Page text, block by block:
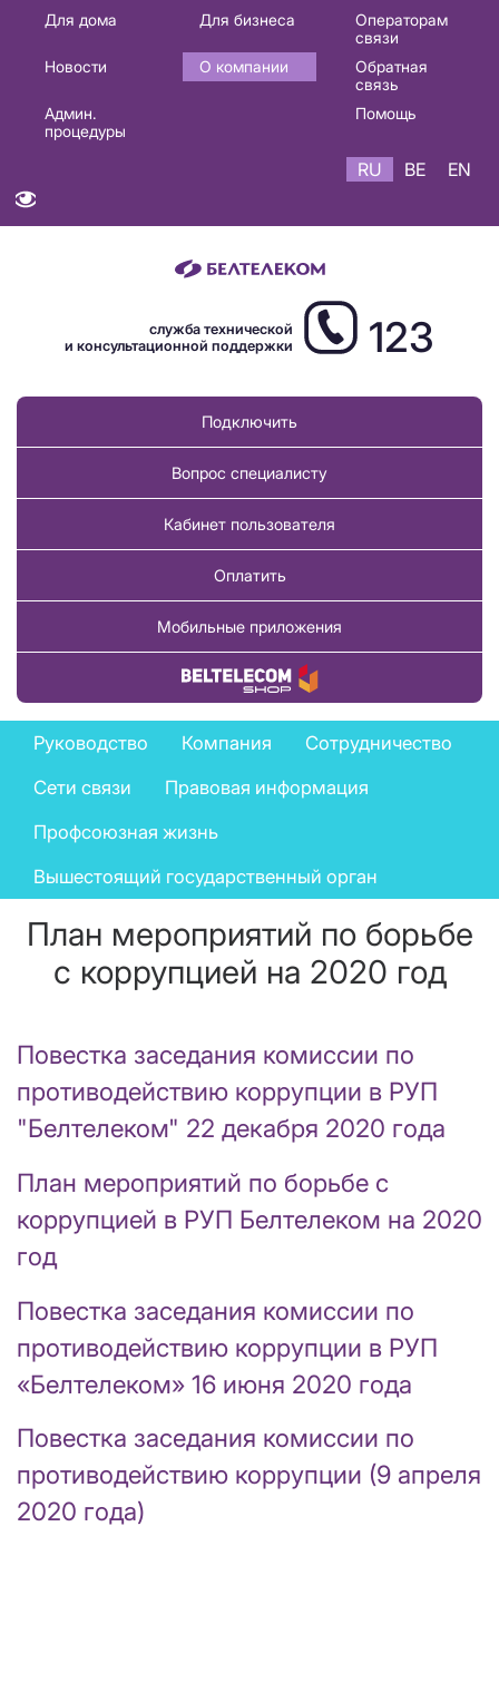
Основная
навигация
Для дома Для бизнеса
Операторам
связи
Новости
О компании
Обратная
связь
Админ.
процедуры
Помощь
RU BE EN
служба технической
и консультационной поддержки
123
Подключить
Вопрос специалисту
Кабинет пользователя
Оплатить
Мобильные приложения
Купить товар
Company
menu
Руководство Компания
Сотрудничество
Сети связи
Правовая информация
Профсоюзная жизнь
Вышестоящий государственный орган
План мероприятий по борьбе
с коррупцией на 2020 год
Повестка заседания комиссии по
противодействию коррупции в РУП
"Белтелеком" 22 декабря 2020 года
План мероприятий по борьбе с
коррупцией в РУП Белтелеком на 2020
год
Повестка заседания комиссии по
противодействию коррупции в РУП
«Белтелеком» 16 июня 2020 года
Повестка заседания комиссии по
противодействию коррупции (9 апреля
2020 года)